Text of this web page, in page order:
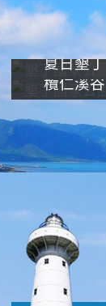
夏日墾丁
欖仁溪谷